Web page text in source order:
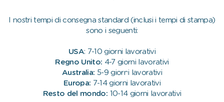
I nostri tempi di consegna standard (inclusi i tempi di stampa)
sono i seguenti:
USA: 7-10 giorni lavorativi
Regno Unito: 4-7 giorni lavorativi
Australia: 5-9 giorni lavorativi
Europa: 7-14 giorni lavorativi
Resto del mondo: 10-14 giorni lavorativi